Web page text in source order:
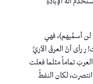
آلةَ الإبادةِ
أسمِّيهم)، فهي
رأى أنَّ العرقَ الآريَّ
تماماً مثلما فعلت
انتصرت، لكان النفطُ